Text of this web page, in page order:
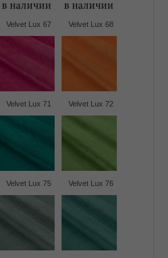
Velvet Lux 67 Velvet Lux 68
Velvet Lux 71 Velvet Lux 72
Velvet Lux 75 Velvet Lux 76